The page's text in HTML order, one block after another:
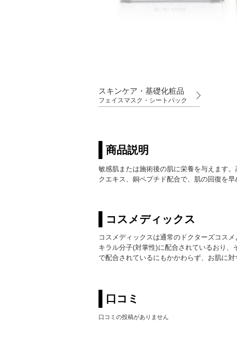
スキンケア・基礎化粧品
フェイスマスク・シートパック
商品説明
敏感肌または施術後の肌に栄養を与えます
クエキス、銅ペプチド配合で、肌の回復を早
コスメディックス
コスメディックスは通常のドクターズコス
キラル分子(対掌性)に配合されているおり
で配合されているにもかかわらず、お肌に
口コミ
口コミの投稿がありません